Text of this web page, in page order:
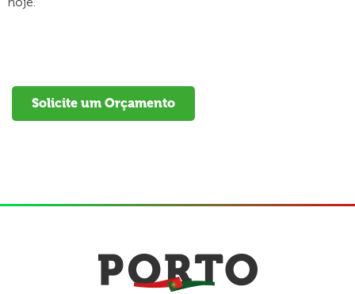
Solicite um Orçamento